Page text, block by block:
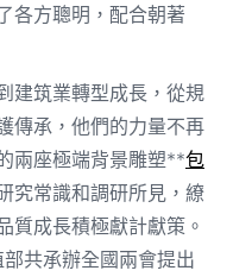
各方聰明，配合朝著
建筑業轉型成長，從規
傳承，他們的力量不再
兩座極端背景雕塑**包
究常識和調研所見，繚
質成長積極獻計獻策。
共承辦全國兩會提出